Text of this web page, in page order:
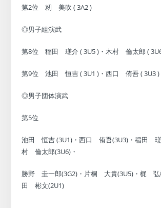
第2位 籾 美吹 ( 3A2 )
◎男子組演武
第8位 稲田 瑳介 ( 3U5 )・木村 倫太郎 (
第9位 池田 恒吉 ( 3U1 )・西口 侑吾 ( 3U3 )
◎男子団体演武
第5位
池田 恒吉 (3U1)・西口 侑吾(3U3)・稲田 瑳
村 倫太郎(3U6)・
勝野 圭一郎(3G2)・片桐 大貴(3U5)・梶 弘
田 彬文(2U1)